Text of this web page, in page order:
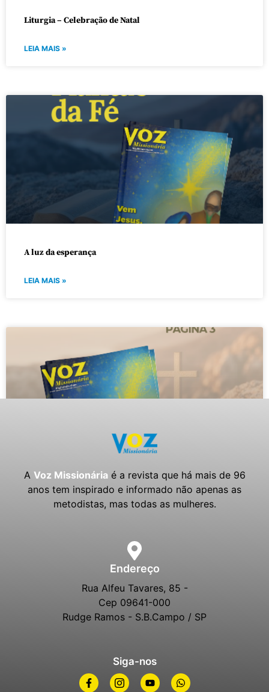
Liturgia – Celebração de Natal
LEIA MAIS »
A luz da esperança
LEIA MAIS »
Voz e Você
A Voz Missionáriaé a revista que há mais de 96
anos tem inspirado e informado não apenas as
metodistas, mas todas as mulheres.
Endereço
Rua Alfeu Tavares, 85 -
Cep 09641-000
Rudge Ramos - S.B.Campo / SP
Siga-nos